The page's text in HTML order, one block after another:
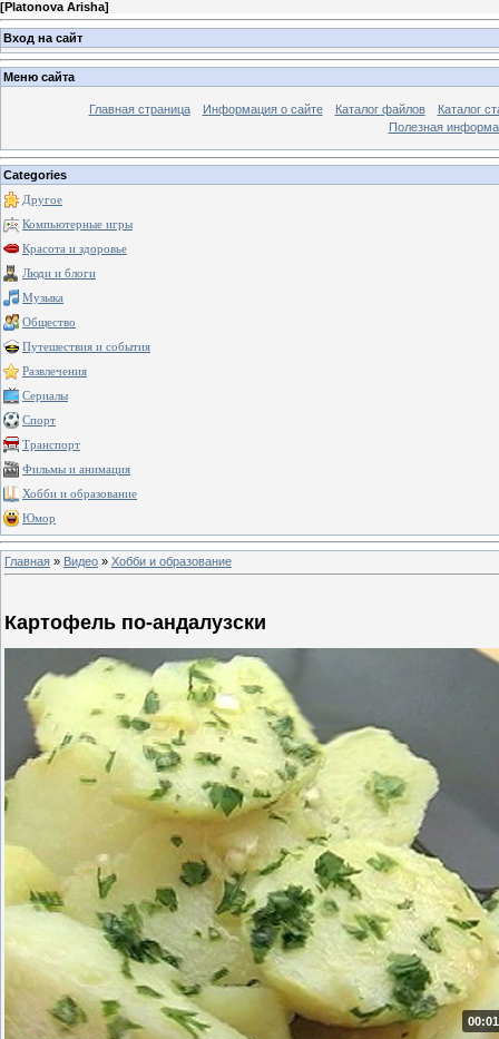
[Platonova Arisha]
Вход на сайт
Меню сайта
Главная страница Информация о сайте Каталог файлов
Каталог
Полезная
Categories
Другое
Компьютерные игры
Красота и здоровье
Люди и блоги
Музыка
Общество
Путешествия и события
Развлечения
Сериалы
Спорт
Транспорт
Фильмы и анимация
Хобби и образование
Юмор
Главная » Видео » Хобби и образование
Картофель по-андалузски